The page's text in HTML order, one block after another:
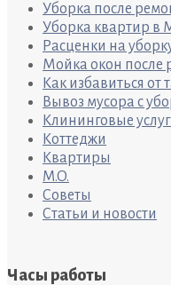
Уборка после
Уборка квартир в
Расценки на
Мойка окон после
Как избавиться от
Вывоз мусора с
Клининговые
Коттеджи
Квартиры
M.O.
Советы
Статьи и новости
Часы работы